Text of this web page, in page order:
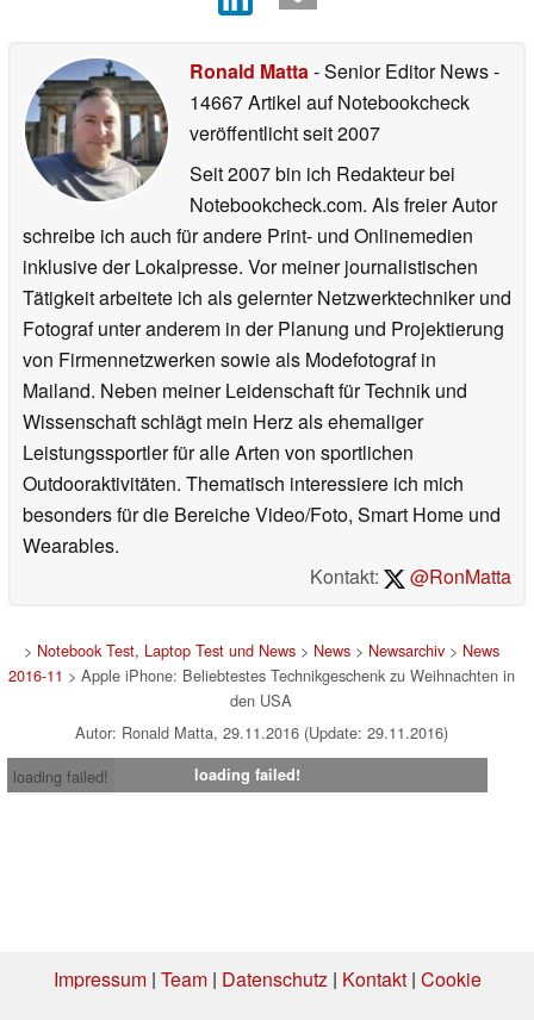
Ronald Matta- Senior Editor News-
14667 Artikel auf Notebookcheck
veröffentlichtseit 2007
Seit 2007 bin ich Redakteur bei
Notebookcheck.com. Als freier Autor
schreibe ich auch für andere Print- und Onlinemedien
inklusive der Lokalpresse. Vor meiner journalistischen
Tätigkeit arbeitete ich als gelernter Netzwerktechniker und
Fotograf unter anderem in der Planung und Projektierung
von Firmennetzwerken sowie als Modefotograf in
Mailand. Neben meiner Leidenschaft für Technik und
Wissenschaft schlägt mein Herz als ehemaliger
Leistungssportler für alle Arten von sportlichen
Outdooraktivitäten. Thematisch interessiere ich mich
besonders für die Bereiche Video/Foto, Smart Home und
Wearables.
Kontakt:
@RonMatta
> Notebook Test, Laptop Test und News> News> Newsarchiv> News
2016-11 > Apple iPhone: Beliebtestes Technikgeschenk zu Weihnachten in
den USA
Autor: Ronald Matta, 29.11.2016 (Update: 29.11.2016)
loading failed!
loading failed!
Impressum| Team| Datenschutz| Kontakt| Cookie